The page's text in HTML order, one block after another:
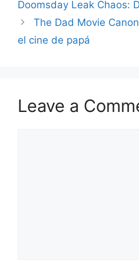
Doomsday Leak Chaos:
The Dad Movie
el cine de papá
Leave a